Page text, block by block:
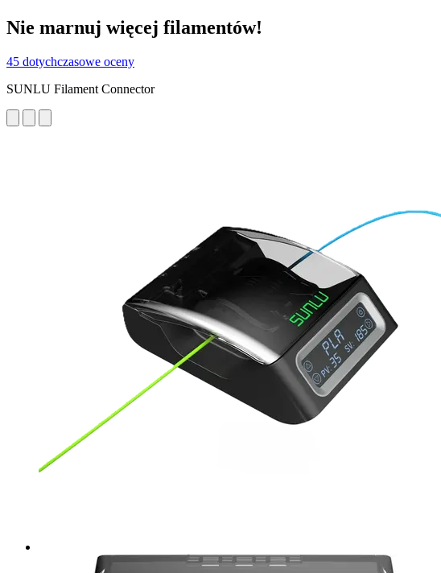
Nie marnuj więcej filamentów!
45 dotychczasowe oceny
SUNLU Filament Connector